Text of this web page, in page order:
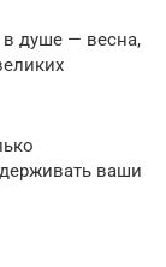
в душе — весна,
ваши